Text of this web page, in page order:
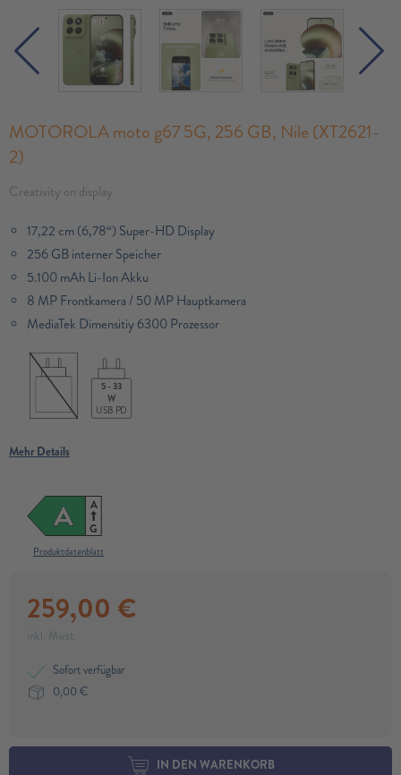
MOTOROLA moto g67 5G, 256 GB, Nile (XT2621-
2)
Creativity on display
17,22 cm (6,78“) Super-HD Display
256 GB interner Speicher
5.100 mAh Li-Ion Akku
8 MP Frontkamera / 50 MP Hauptkamera
MediaTek Dimensitiy 6300 Prozessor​
5 - 33
W
USB PD
Mehr Details
A
G
A
Produktdatenblatt
259,00 €
inkl. Mwst.
Sofort verfügbar
0,00 €
IN DEN WARENKORB